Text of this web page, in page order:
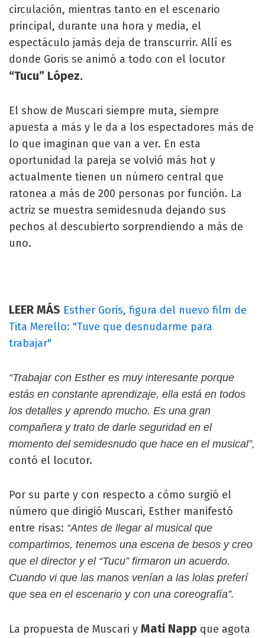
circulación, mientras tanto en el escenario
principal, durante una hora y media, el
espectáculo jamás deja de transcurrir. Allí es
donde Goris se animó a todo con el locutor
“Tucu” López.
El show de Muscari siempre muta, siempre
apuesta a más y le da a los espectadores más de
lo que imaginan que van a ver. En esta
oportunidad la pareja se volvió más hot y
actualmente tienen un número central que
ratonea a más de 200 personas por función. La
actriz se muestra semidesnuda dejando sus
pechos al descubierto sorprendiendo a más de
uno.
LEER MÁS Esther Goris, figura del nuevo film de
Tita Merello: "Tuve que desnudarme para
trabajar"
“Trabajar con Esther es muy interesante porque
estás en constante aprendizaje, ella está en todos
los detalles y aprendo mucho. Es una gran
compañera y trato de darle seguridad en el
momento del semidesnudo que hace en el musical”,
contó el locutor.
Por su parte y con respecto a cómo surgió el
número que dirigió Muscari, Esther manifestó
entre risas: “Antes de llegar al musical que
compartimos, tenemos una escena de besos y creo
que el director y el “Tucu” firmaron un acuerdo.
Cuando vi que las manos venían a las lolas preferí
que sea en el escenario y con una coreografía”.
La propuesta de Muscari y Mati Napp que agota